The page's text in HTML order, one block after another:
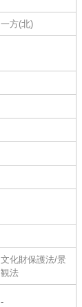
一方(北)
文化財保護法/景
観法
-